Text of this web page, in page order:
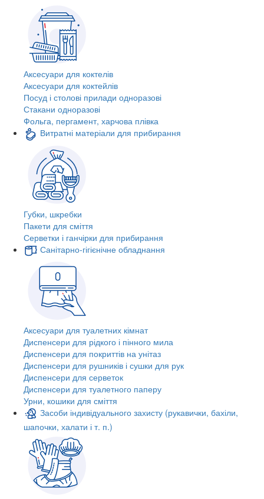
Аксесуари для коктелів
Аксесуари для коктейлів
Посуд і столові прилади одноразові
Стакани одноразові
Фольга, пергамент, харчова плівка
Витратні матеріали для прибирання
Губки, шкребки
Пакети для сміття
Серветки і ганчірки для прибирання
Санітарно-гігієнічне обладнання
Аксесуари для туалетних кімнат
Диспенсери для рідкого і пінного мила
Диспенсери для покриттів на унітаз
Диспенсери для рушників і сушки для рук
Диспенсери для серветок
Диспенсери для туалетного паперу
Урни, кошики для сміття
Засоби індивідуального захисту (рукавички, бахіли,
шапочки, халати і т. п.)